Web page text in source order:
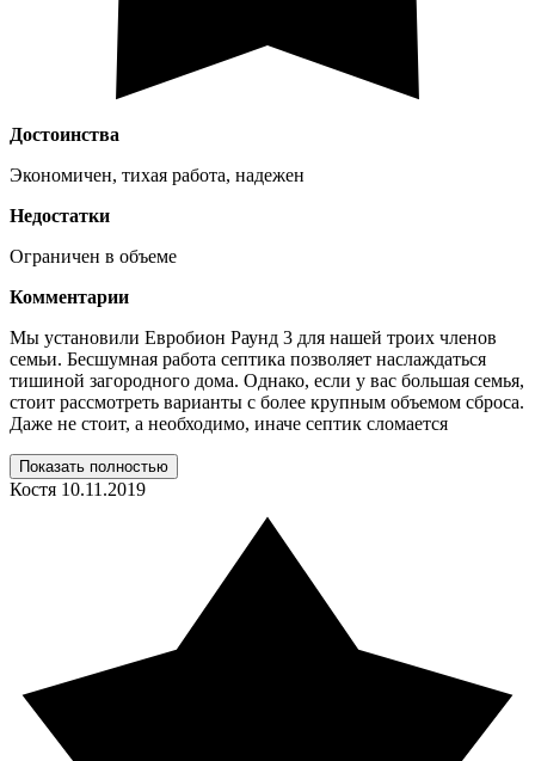
Достоинства
Экономичен, тихая работа, надежен
Недостатки
Ограничен в объеме
Комментарии
Мы установили Евробион Раунд 3 для нашей троих членов
семьи. Бесшумная работа септика позволяет наслаждаться
тишиной загородного дома. Однако, если у вас большая семья,
стоит рассмотреть варианты с более крупным объемом сброса.
Даже не стоит, а необходимо, иначе септик сломается
Показать полностью
Костя 10.11.2019